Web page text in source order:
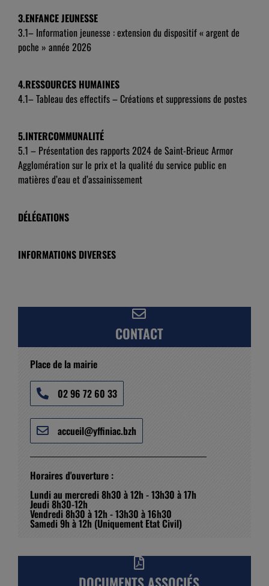
3.ENFANCE JEUNESSE
3.1– Information jeunesse : extension du dispositif « argent de
poche » année 2026
4.RESSOURCES HUMAINES
4.1– Tableau des effectifs – Créations et suppressions de postes
5.INTERCOMMUNALITÉ
5.1 – Présentation des rapports 2024 de Saint-Brieuc Armor
Agglomération sur le prix et la qualité du service public en
matières d’eau et d’assainissement
DÉLÉGATIONS
INFORMATIONS DIVERSES
CONTACT
Place de la mairie
02 96 72 60 33
accueil@yffiniac.bzh
Horaires d'ouverture :
Lundi au mercredi 8h30 à 12h - 13h30 à 17h
Jeudi 8h30-12h
Vendredi 8h30 à 12h - 13h30 à 16h30
Samedi 9h à 12h (Uniquement Etat Civil)
DOCUMENTS ASSOCIÉS